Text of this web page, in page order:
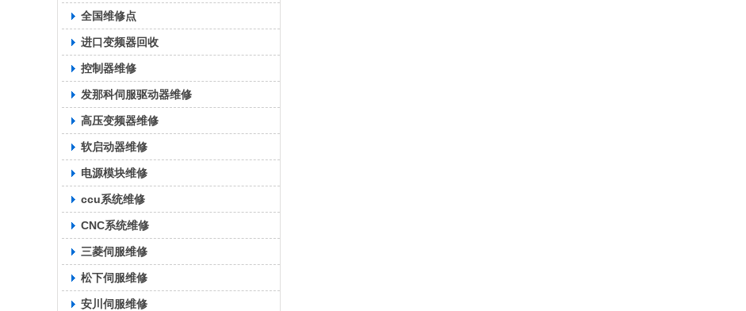
全国维修点
进口变频器回收
控制器维修
发那科伺服驱动器维修
高压变频器维修
软启动器维修
电源模块维修
ccu系统维修
CNC系统维修
三菱伺服维修
松下伺服维修
安川伺服维修